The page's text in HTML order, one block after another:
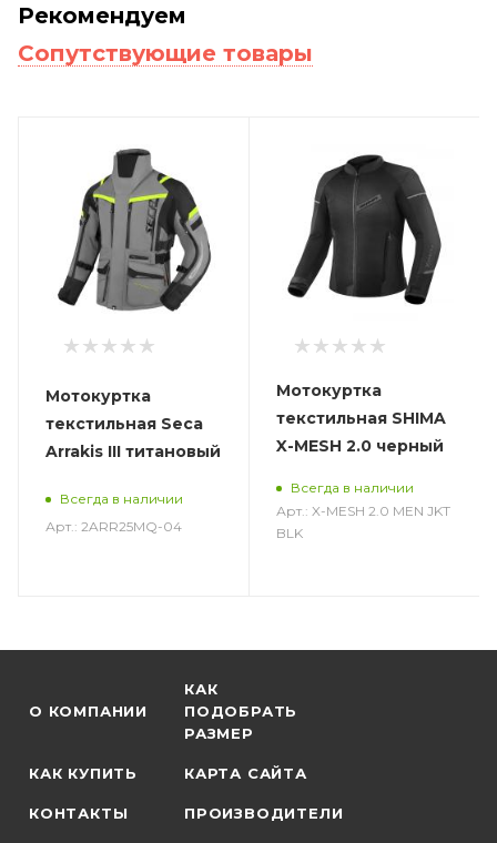
Рекомендуем
Сопутствующие товары
Мотокуртка
текстильная Seca
Arrakis III титановый
Всегда в наличии
Арт.: 2ARR25MQ-04
Мотокуртка
текстильная SHIMA
X-MESH 2.0 черный
Всегда в наличии
Арт.: X-MESH 2.0 MEN JKT
BLK
О КОМПАНИИ
КАК
ПОДОБРАТЬ
РАЗМЕР
КАК КУПИТЬ КАРТА САЙТА
КОНТАКТЫ ПРОИЗВОДИТЕЛИ